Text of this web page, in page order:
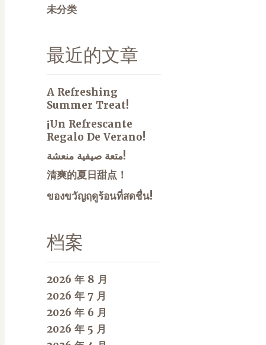
未分类
最近的文章
A Refreshing
Summer Treat!
¡Un Refrescante
Regalo De Verano!
متعة صيفية منعشة!
清爽的夏日甜点！
ของขวัญฤดูร้อนที่สดชื่น!
档案
2026 年 8 月
2026 年 7 月
2026 年 6 月
2026 年 5 月